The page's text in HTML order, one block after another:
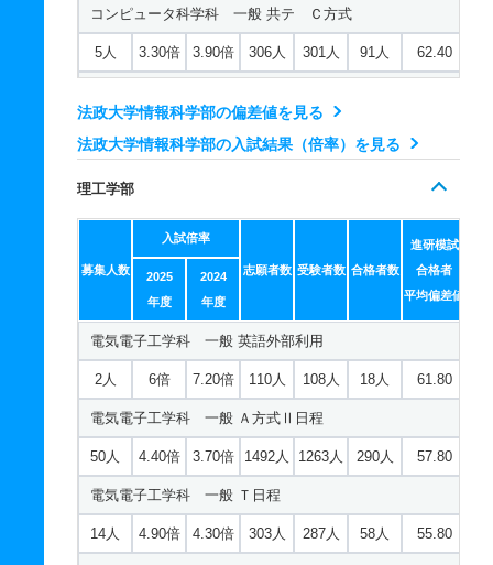
コンピュータ科学科 一般 共テ Ｃ方式
5人 3.30倍 3.90倍 306人 301人 91人 62.40
ディジタルメディア学科 一般 Ｔ日程
8.90倍 10.90倍
ディジタルメディア学科 一般 共テ Ｂ方式
10人 3.80倍 3.80倍 347人 320人 84人 59.70
ディジタルメディア学科 一般 共テ Ｃ方式
5人 2.90倍 3.80倍 188人 188人 65人 63.20
法政大学情報科学部の偏差値を見る
法政大学情報科学部の入試結果（倍率）を見る
理工学部
募集人数
入試倍率
志願者数 受験者数 合格者数
進研模試
合格者
平均偏差値
2025
年度
2024
年度
電気電子工学科 一般 英語外部利用
2人 6倍 7.20倍 110人 108人 18人 61.80
電気電子工学科 一般 Ａ方式Ⅱ日程
50人 4.40倍 3.70倍 1492人 1263人 290人 57.80
電気電子工学科 一般 Ｔ日程
14人 4.90倍 4.30倍 303人 287人 58人 55.80